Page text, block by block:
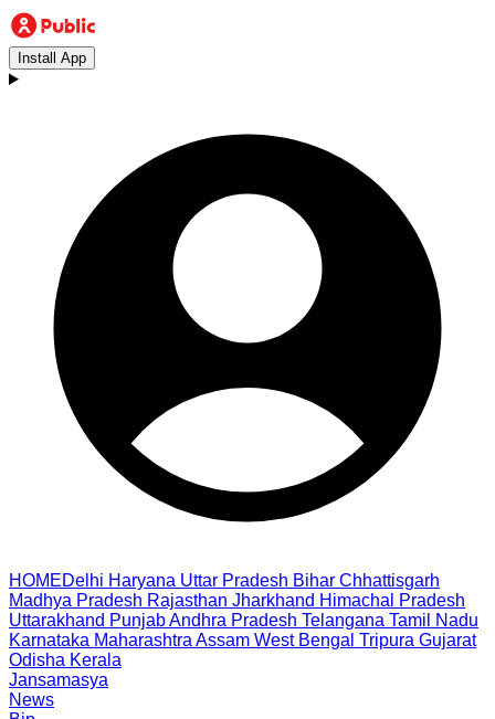
Install App
HOMEDelhi Haryana Uttar Pradesh Bihar Chhattisgarh
Madhya Pradesh Rajasthan Jharkhand Himachal Pradesh
Uttarakhand PunjabAndhra Pradesh Telangana Tamil Nadu
Karnataka Maharashtra Assam West Bengal Tripura Gujarat
Odisha Kerala
Jansamasya
News